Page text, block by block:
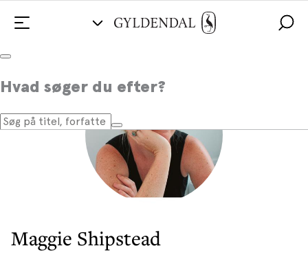
Hvad søger du efter?
Maggie Shipstead